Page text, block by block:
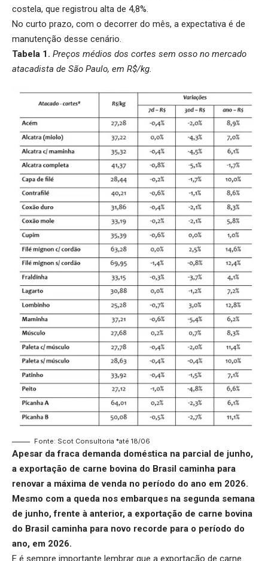
costela, que registrou alta de 4,8%.
No curto prazo, com o decorrer do mês, a expectativa é de
manutenção desse cenário.
Tabela 1. Preços médios dos cortes sem osso no mercado
atacadista de São Paulo, em R$/kg.
Fonte: Scot Consultoria *até 18/06
Apesar da fraca demanda doméstica na parcial de junho,
a exportação de carne bovina do Brasil caminha para
renovar a máxima de venda no período do ano em 2026.
Mesmo com a queda nos embarques na segunda semana
de junho, frente à anterior, a exportação de carne bovina
do Brasil caminha para novo recorde para o período do
ano, em 2026.
E é sempre importante lembrar que a exportação de carne